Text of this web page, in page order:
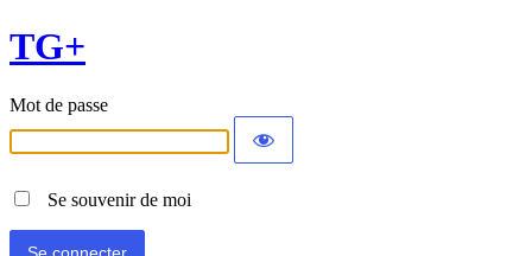
TG+
Mot de passe
Se souvenir de moi